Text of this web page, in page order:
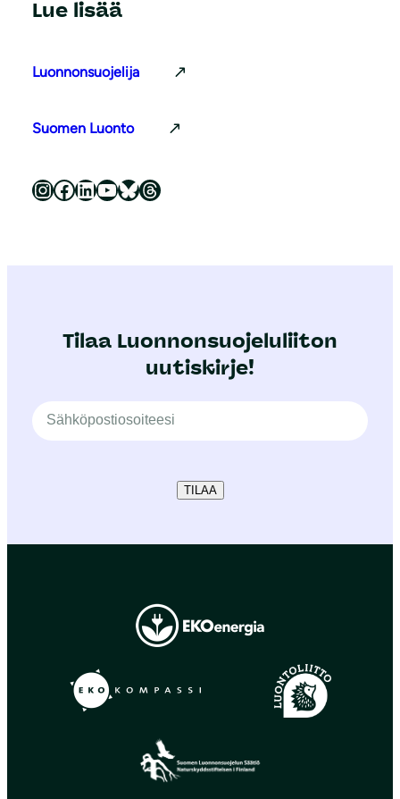
Lue lisää
Luonnonsuojelija
Suomen Luonto
Luonnonsuojeluliitto Instagramissa Luonnonsuojeluliitto Facebookissa Luonnonsuojeluliitto LinkedInissä Luonnonsuojeluliiton YouTube-kanava Luonnonsuojeluliitto Blueskyssa Luonnonsuojeluliitto Threadsissa
Tilaa Luonnonsuojeluliiton
uutiskirje!
TILAA